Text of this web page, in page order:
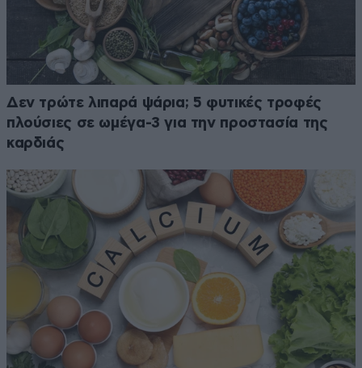
Δεν τρώτε λιπαρά ψάρια; 5 φυτικές τροφές
πλούσιες σε ωμέγα-3 για την προστασία της
καρδιάς